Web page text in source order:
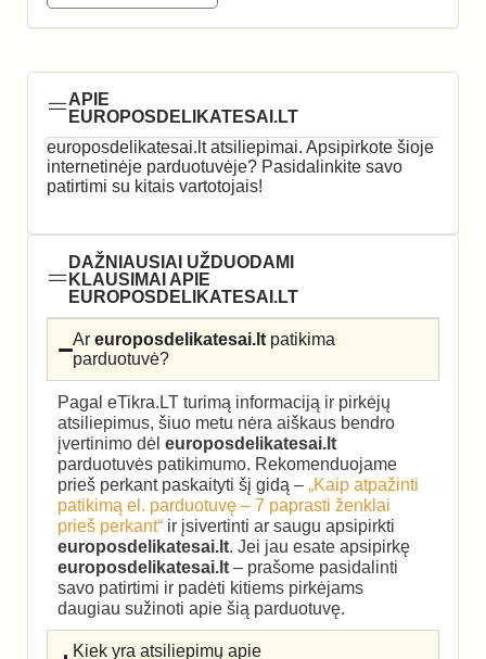
APIE
EUROPOSDELIKATESAI.LT
europosdelikatesai.lt atsiliepimai. Apsipirkote šioje
internetinėje parduotuvėje? Pasidalinkite savo
patirtimi su kitais vartotojais!
DAŽNIAUSIAI UŽDUODAMI
KLAUSIMAI APIE
EUROPOSDELIKATESAI.LT
Areuroposdelikatesai.lt patikima
parduotuvė?
Pagal eTikra.LT turimą informaciją ir pirkėjų
atsiliepimus, šiuo metu nėra aiškaus bendro
įvertinimo dėl europosdelikatesai.lt
parduotuvės patikimumo. Rekomenduojame
prieš perkant paskaityti šį gidą – „Kaip atpažinti
patikimą el. parduotuvę – 7 paprasti ženklai
prieš perkant“ ir įsivertinti ar saugu apsipirkti
europosdelikatesai.lt. Jei jau esate apsipirkę
europosdelikatesai.lt – prašome pasidalinti
savo patirtimi ir padėti kitiems pirkėjams
daugiau sužinoti apie šią parduotuvę.
Kiek yra atsiliepimų apie